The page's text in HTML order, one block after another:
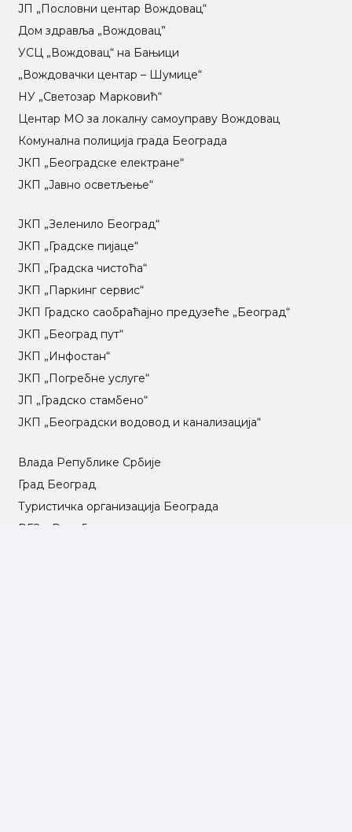
ЈП „Пословни центар Вождовац“
Дом здравља „Вождовац”
УСЦ „Вождовац“ на Бањици
„Вождовачки центар – Шумице“
НУ „Светозар Марковић“
Центар МO за локалну самоуправу Вождовац
Комунална полиција града Београда
ЈКП „Београдске електране“
ЈКП „Јавно осветљење“
ЈКП „Зеленило Београд“
ЈКП „Градске пијаце“
ЈКП „Градска чистоћа“
ЈКП „Паркинг сервис“
ЈКП Градско саобраћајно предузеће „Београд“
ЈКП „Београд пут“
ЈКП „Инфостан“
ЈКП „Погребне услуге“
ЈП „Градско стамбено“
ЈКП „Београдски водовод и канализација“
Влада Републике Србије
Град Београд
Туристичка организација Београда
РГЗ – Републички геодетски завод